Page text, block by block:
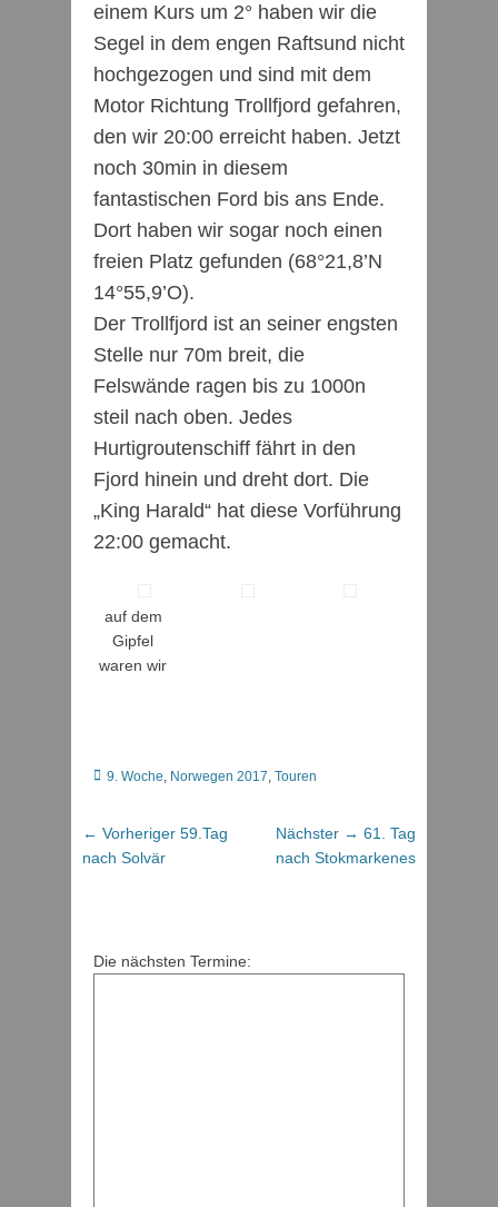
einem Kurs um 2° haben wir die
Segel in dem engen Raftsund nicht
hochgezogen und sind mit dem
Motor Richtung Trollfjord gefahren,
den wir 20:00 erreicht haben. Jetzt
noch 30min in diesem
fantastischen Ford bis ans Ende.
Dort haben wir sogar noch einen
freien Platz gefunden (68°21,8’N
14°55,9’O).
Der Trollfjord ist an seiner engsten
Stelle nur 70m breit, die
Felswände ragen bis zu 1000n
steil nach oben. Jedes
Hurtigroutenschiff fährt in den
Fjord hinein und dreht dort. Die
„King Harald“ hat diese Vorführung
22:00 gemacht.
auf dem
Gipfel
waren wir
Kategorien
9. Woche, Norwegen 2017, Touren
Beitragsnavigation
← Vorheriger Vorheriger
59.Tag
nach Solvär
Nächster → Nächster
Beitrag:
61. Tag
nach Stokmarkenes
Die nächsten Termine: